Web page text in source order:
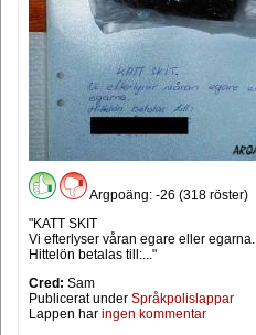
Argpoäng: -26 (318 röster)
"KATT SKIT
Vi efterlyser våran egare eller egarna.
Hittelön betalas till:..."
Cred: Sam
Publicerat under Språkpolislappar
Lappen har ingen kommentar